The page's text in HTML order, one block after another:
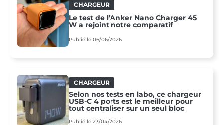
CHARGEUR
Le test de l’Anker Nano Charger 45
W a rejoint notre comparatif
Publié le 06/06/2026
CHARGEUR
Selon nos tests en labo, ce chargeur
USB-C 4 ports est le meilleur pour
tout centraliser sur un seul bloc
Publié le 23/04/2026